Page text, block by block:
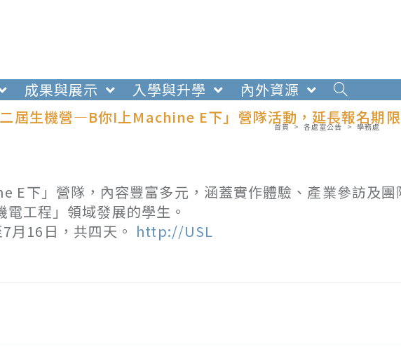
成果與展示 入學與升學
內外資源
屆生機營—B你I上Machine E下」營隊活動，延長報名期限
首頁 > 各處室公告 > 學務處
E下」營隊，內容豐富多元，涵蓋實作體驗、產業參訪及團
工程」領域發展的學生。
月16日，共四天。 http://USL